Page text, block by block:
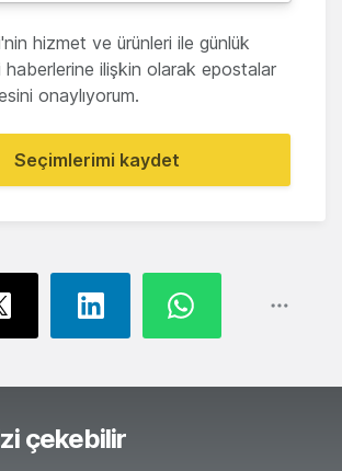
hizmet ve ürünleri ile günlük
haberlerine ilişkin olarak epostalar
onaylıyorum.
Seçimlerimi kaydet
çekebilir